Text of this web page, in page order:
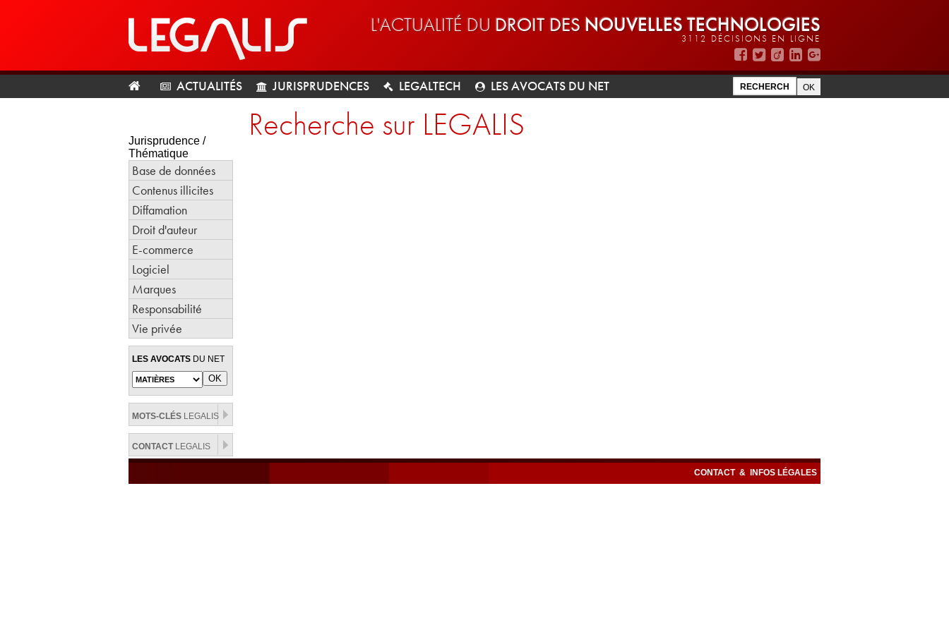
L'ACTUALITÉ DU DROIT DES NOUVELLES TECHNOLOGIES
3112 DÉCISIONS EN LIGNE
ACTUALITÉS JURISPRUDENCES LEGALTECH LES AVOCATS DU NET
Jurisprudence /
Thématique
Base de données
Contenus illicites
Diffamation
Droit d'auteur
E-commerce
Logiciel
Marques
Responsabilité
Vie privée
LES AVOCATS DU NET
MOTS-CLÉS LEGALIS
CONTACTLEGALIS
Recherche sur LEGALIS
CONTACT & INFOS LÉGALES